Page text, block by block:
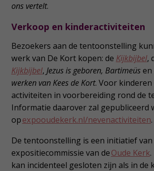
ons vertelt.
Verkoop en kinderactiviteiten
Bezoekers aan de tentoonstelling
werk van De Kort kopen: de Kijkbijbel,
Kijkbijbel, Jezus is geboren, Bartimeüsen
werken van Kees de Kort. Voor kinderen
activiteiten in voorbereiding rond de
Informatie daarover zal gepubliceerd
opexpooudekerk.nl/nevenactiviteiten.
De tentoonstelling is een initiatief van
expositiecommissie van deOude Kerk.
kan incidenteel gesloten zijn als in de